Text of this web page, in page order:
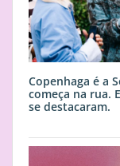
Copenhaga é a
começa na rua.
se destacaram.